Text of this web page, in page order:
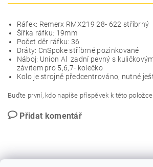
Ráfek: Remerx RMX219 28- 622 stříbrný
Šířka ráfku: 19mm
Počet děr ráfku: 36
Dráty: CnSpoke stříbrné pozinkované
Náboj: Union Al zadní pevný s
závitem pro 5,6,7- kolečko
Kolo je strojně předcentrováno, nutné
Buďte první, kdo napíše příspěvek k této položce.
Přidat komentář